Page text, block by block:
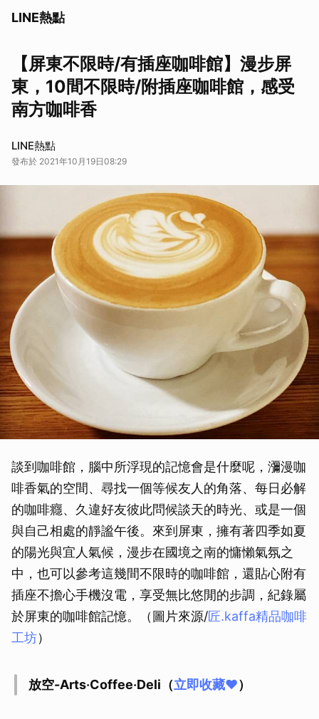
LINE熱點
【屏東不限時/有插座咖啡館】漫步屏
東，10間不限時/附插座咖啡館，感受
南方咖啡香
LINE熱點
發布於 2021年10月19日08:29
談到咖啡館，腦中所浮現的記憶會是什麼呢，瀰漫咖
啡香氣的空間、尋找一個等候友人的角落、每日必解
的咖啡癮、久違好友彼此問候談天的時光、或是一個
與自己相處的靜謐午後。來到屏東，擁有著四季如夏
的陽光與宜人氣候，漫步在國境之南的慵懶氣氛之
中，也可以參考這幾間不限時的咖啡館，還貼心附有
插座不擔心手機沒電，享受無比悠閒的步調，紀錄屬
於屏東的咖啡館記憶。（圖片來源/匠.kaffa精品咖啡
工坊）
放空-Arts‧Coffee‧Deli（立即收藏❤）